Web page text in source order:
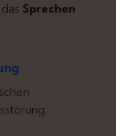
Sprechen